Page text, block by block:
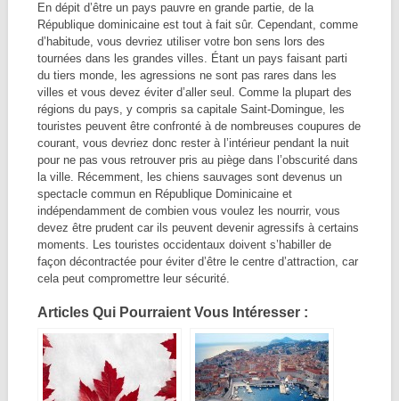
En dépit d’être un pays pauvre en grande partie, de la
République dominicaine est tout à fait sûr. Cependant, comme
d’habitude, vous devriez utiliser votre bon sens lors des
tournées dans les grandes villes. Étant un pays faisant parti
du tiers monde, les agressions ne sont pas rares dans les
villes et vous devez éviter d’aller seul. Comme la plupart des
régions du pays, y compris sa capitale Saint-Domingue, les
touristes peuvent être confronté à de nombreuses coupures de
courant, vous devriez donc rester à l’intérieur pendant la nuit
pour ne pas vous retrouver pris au piège dans l’obscurité dans
la ville. Récemment, les chiens sauvages sont devenus un
spectacle commun en République Dominicaine et
indépendamment de combien vous voulez les nourrir, vous
devez être prudent car ils peuvent devenir agressifs à certains
moments. Les touristes occidentaux doivent s’habiller de
façon décontractée pour éviter d’être le centre d’attraction, car
cela peut compromettre leur sécurité.
Articles Qui Pourraient Vous Intéresser :